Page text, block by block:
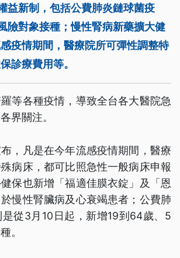
益新制，包括公費肺炎鏈球菌疫
險對象接種；慢性腎病新藥擴大健
疫情期間，醫療院所可彈性調整特
診療費用等。
等各種疫情，導致全台各大醫院急
界關注。
，凡是在今年流感疫情期間，醫療
病床，都可比照急性一般病床申報
保也新增「福適佳膜衣錠」及「恩
慢性腎臟病及心衰竭患者；公費肺
從3月10日起，新增19到64歲、5
。